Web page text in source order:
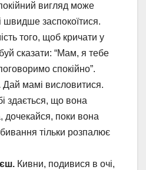
вигляд може
швидше заспокоїтися.
того, щоб кричати у
сказати: “Мам, я тебе
спокійно”.
Дай мамі висловитися.
здається, що вона
дочекайся, поки вона
тільки розпалює
Кивни, подивися в очі,